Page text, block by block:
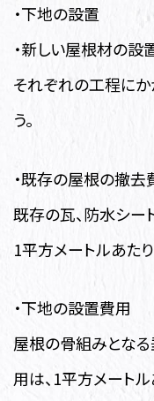
・下地の設置
・新しい屋根材の設
それぞれの工程にか
う。
・既存の屋根の撤去
既存の瓦、防水シー
1平方メートルあた
・下地の設置費用
屋根の骨組みとな
用は、1平方メート